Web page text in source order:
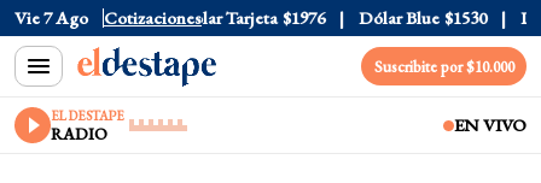
Vie 7 Ago Cotizaciones
Oficial $1520 Dólar Tarjeta $1976 Dólar Blue $1530
Suscribite por $10.000
EL DESTAPE
RADIO EN VIVO